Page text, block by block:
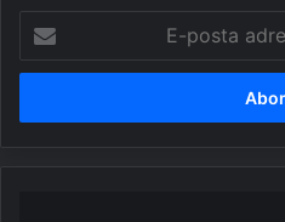
posta
adresinizi